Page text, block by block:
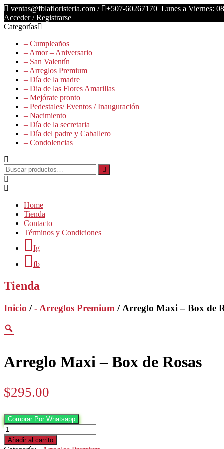
Saltar
contenido
ventas@fblafloristeria.com / +507-60267170 Lunes a Viernes:
Acceder / Registrarse
Floristería
Floristería
Lider
Categorías
– Cumpleaños
– Amor – Aniversario
– San Valentín
– Arreglos Premium
– Día de la madre
– Dia de las Flores Amarillas
– Mejórate pronto
– Pedestales/ Eventos / Inauguración
– Nacimiento
– Día de la secretaria
– Día del padre y Caballero
– Condolencias
Buscar
por:
Home
Tienda
Contacto
Términos y Condiciones
Ig
fb
Tienda
Inicio /- Arreglos Premium / Arreglo Maxi – Box de
Arreglo Maxi – Box de Rosas
$295.00
Comprar Por Whatsapp
Arreglo
Maxi
-
Añadir al carrito